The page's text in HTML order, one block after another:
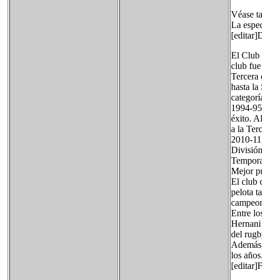
Véase
La
El Club
club
Tercera
hasta la
1994-
éxito.
a la
2010-
Mejor
El club
pelota
Entre
del
los